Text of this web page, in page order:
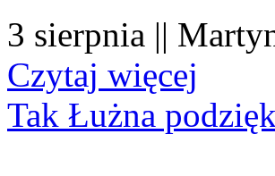
3 sierpnia ||
Czytaj więcej
Tak Łużna